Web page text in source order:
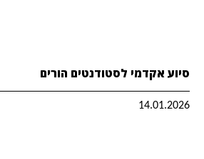
סיוע אקדמי לסטודנטים הורים
14.01.2026